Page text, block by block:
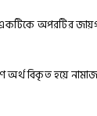
অপরটির
বিকৃত হয়ে নামাজ